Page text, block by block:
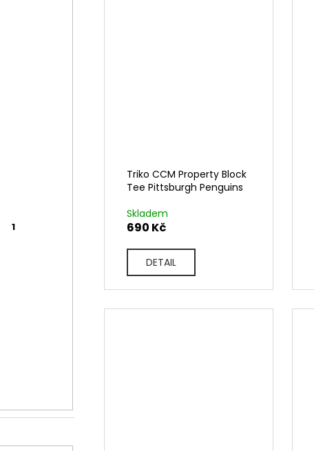
1
Triko CCM Property Block
Tee Pittsburgh Penguins
Skladem
690 Kč
DETAIL